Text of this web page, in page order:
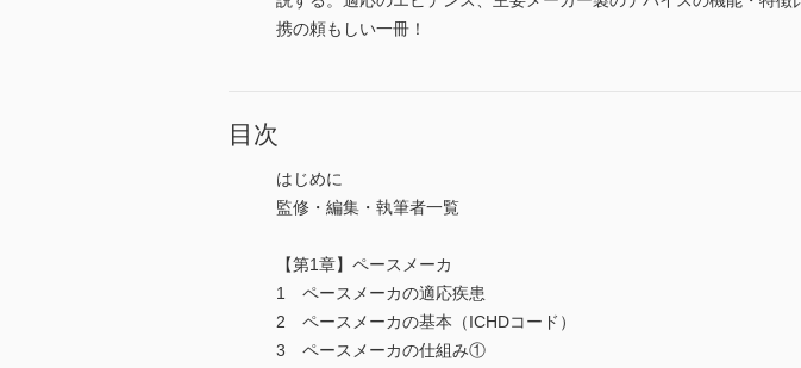
携の頼もしい一冊！
目次
はじめに
監修・編集・執筆者一覧
【第1章】ペースメーカ
1 ペースメーカの適応疾患
2 ペースメーカの基本（ICHDコード）
3 ペースメーカの仕組み①